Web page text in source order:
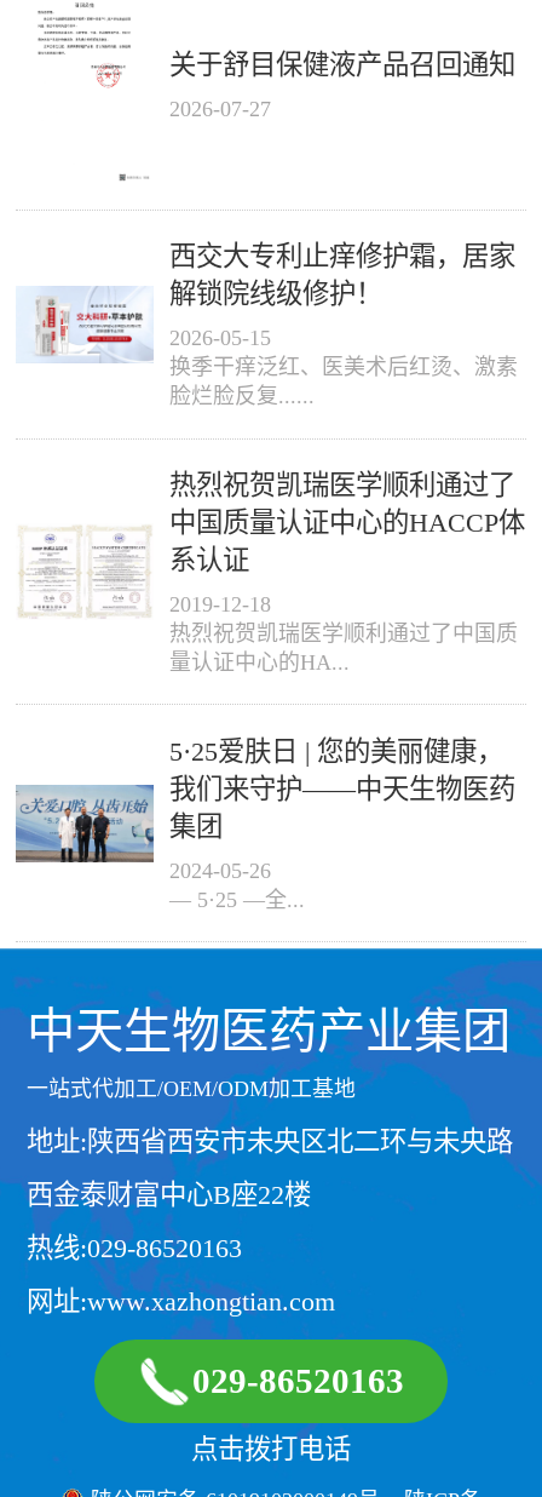
关于舒目保健液产品召回通知
2026-07-27
西交大专利止痒修护霜，居家
解锁院线级修护！
2026-05-15
换季干痒泛红、医美术后红烫、激素
脸烂脸反复......
热烈祝贺凯瑞医学顺利通过了
中国质量认证中心的HACCP体
系认证
2019-12-18
热烈祝贺凯瑞医学顺利通过了中国质
量认证中心的HA...
5·25爱肤日 | 您的美丽健康，
我们来守护——中天生物医药
集团
2024-05-26
— 5·25 —全...
中天生物医药产业集团
一站式代加工/OEM/ODM加工基地
地址:陕西省西安市未央区北二环与未央路
西金泰财富中心B座22楼
热线:029-86520163
网址:www.xazhongtian.com
029-86520163
点击拨打电话